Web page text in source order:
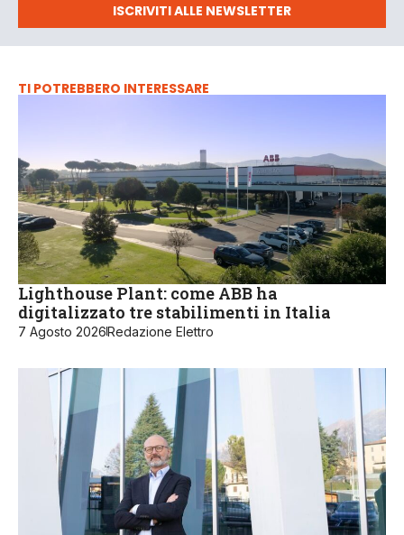
ISCRIVITI ALLE NEWSLETTER
TI POTREBBERO INTERESSARE
Lighthouse Plant: come ABB ha
digitalizzato tre stabilimenti in Italia
7 Agosto 2026Redazione Elettro